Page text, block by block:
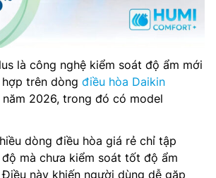
là công nghệ kiểm soát độ ẩm mới
trên dòng điều hòa Daikin
2026, trong đó có model
dòng điều hòa giá rẻ chỉ tập
mà chưa kiểm soát tốt độ ẩm
này khiến người dùng dễ gặp